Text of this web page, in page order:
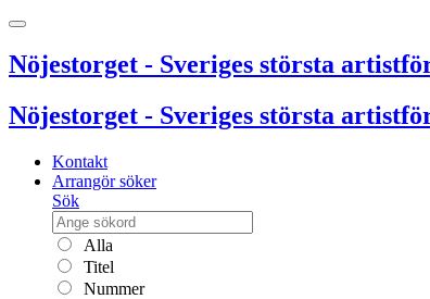
Nöjestorget - Sveriges största
Nöjestorget - Sveriges största
Kontakt
Arrangör söker
Sök
Alla
Titel
Nummer